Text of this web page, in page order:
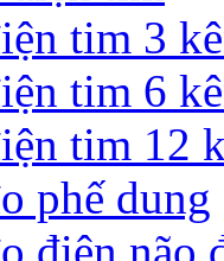
tim 3
tim 6
tim 12
phế dung
điện não